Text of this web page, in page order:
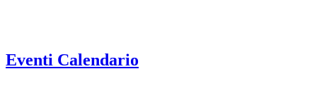
Eventi Calendario